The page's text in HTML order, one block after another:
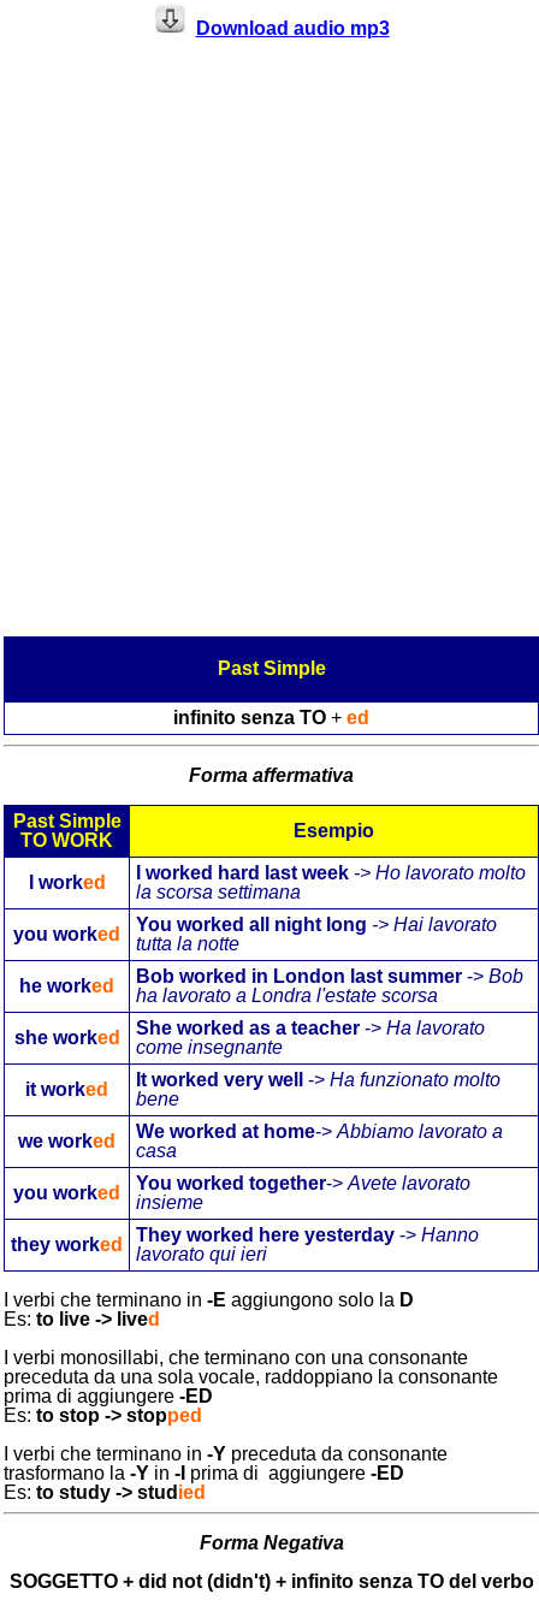
Download audio mp3
Past Simple
infinito senza TO + ed
Forma affermativa
Past Simple
TO WORK
Esempio
I worked I worked hard last week -> Ho lavorato molto
la scorsa settimana
you worked You worked all night long -> Hai lavorato
tutta la notte
he worked Bob worked in London last summer -> Bob
ha lavorato a Londra l'estate scorsa
she worked She worked as a teacher -> Ha lavorato
come insegnante
it worked It worked very well -> Ha funzionato molto
bene
we worked We worked at home-> Abbiamo lavorato a
casa
you worked You worked together-> Avete lavorato
insieme
they worked They worked here yesterday -> Hanno
lavorato qui ieri
I verbi che terminano in -E aggiungono solo la D
Es: to live -> lived
I verbi monosillabi, che terminano con una consonante
preceduta da una sola vocale, raddoppiano la consonante
prima di aggiungere -ED
Es: to stop -> stopped
I verbi che terminano in -Y preceduta da consonante
trasformano la -Y in -I prima di aggiungere -ED
Es: to study -> stud ied
Forma Negativa
SOGGETTO + did not (didn't) + infinito senza TO del verbo